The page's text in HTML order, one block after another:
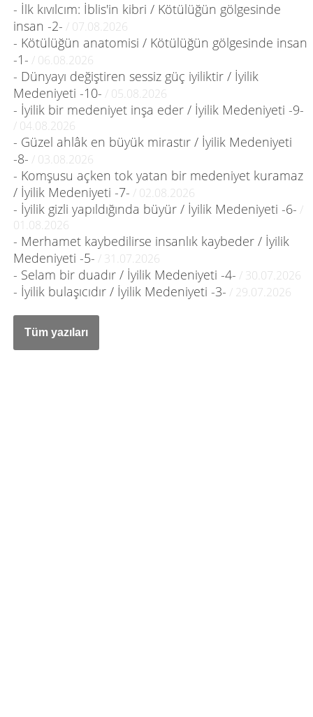
- İlk kıvılcım: İblis'in kibri / Kötülüğün gölgesinde
insan -2- / 07.08.2026
- Kötülüğün anatomisi / Kötülüğün gölgesinde insan
-1- / 06.08.2026
- Dünyayı değiştiren sessiz güç iyiliktir / İyilik
Medeniyeti -10- / 05.08.2026
- İyilik bir medeniyet inşa eder / İyilik Medeniyeti -9-
/ 04.08.2026
- Güzel ahlâk en büyük mirastır / İyilik Medeniyeti
-8- / 03.08.2026
- Komşusu açken tok yatan bir medeniyet kuramaz
/ İyilik Medeniyeti -7- / 02.08.2026
- İyilik gizli yapıldığında büyür / İyilik Medeniyeti -6- /
01.08.2026
- Merhamet kaybedilirse insanlık kaybeder / İyilik
Medeniyeti -5- / 31.07.2026
- Selam bir duadır / İyilik Medeniyeti -4- / 30.07.2026
- İyilik bulaşıcıdır / İyilik Medeniyeti -3- / 29.07.2026